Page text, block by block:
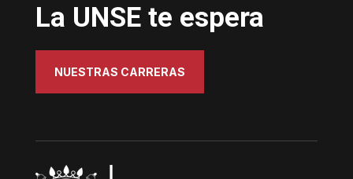
La UNSE te espera
NUESTRAS CARRERAS